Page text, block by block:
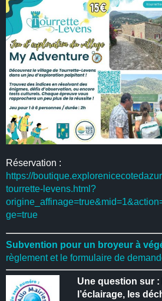
Réservation :
https://
tourrette-levens.html?
ge=true
Subvention pour un broyeur à
règlement et le formulaire de
Une question sur :
l’éclairage, les